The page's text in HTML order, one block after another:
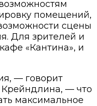
помещений,
сцены
Для зрителей и
«Кантина», и
— говорит
Крейндлина, — что
максимальное